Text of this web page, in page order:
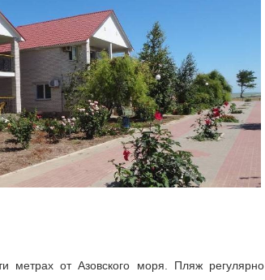
метрах от Азовского моря. Пляж регулярно